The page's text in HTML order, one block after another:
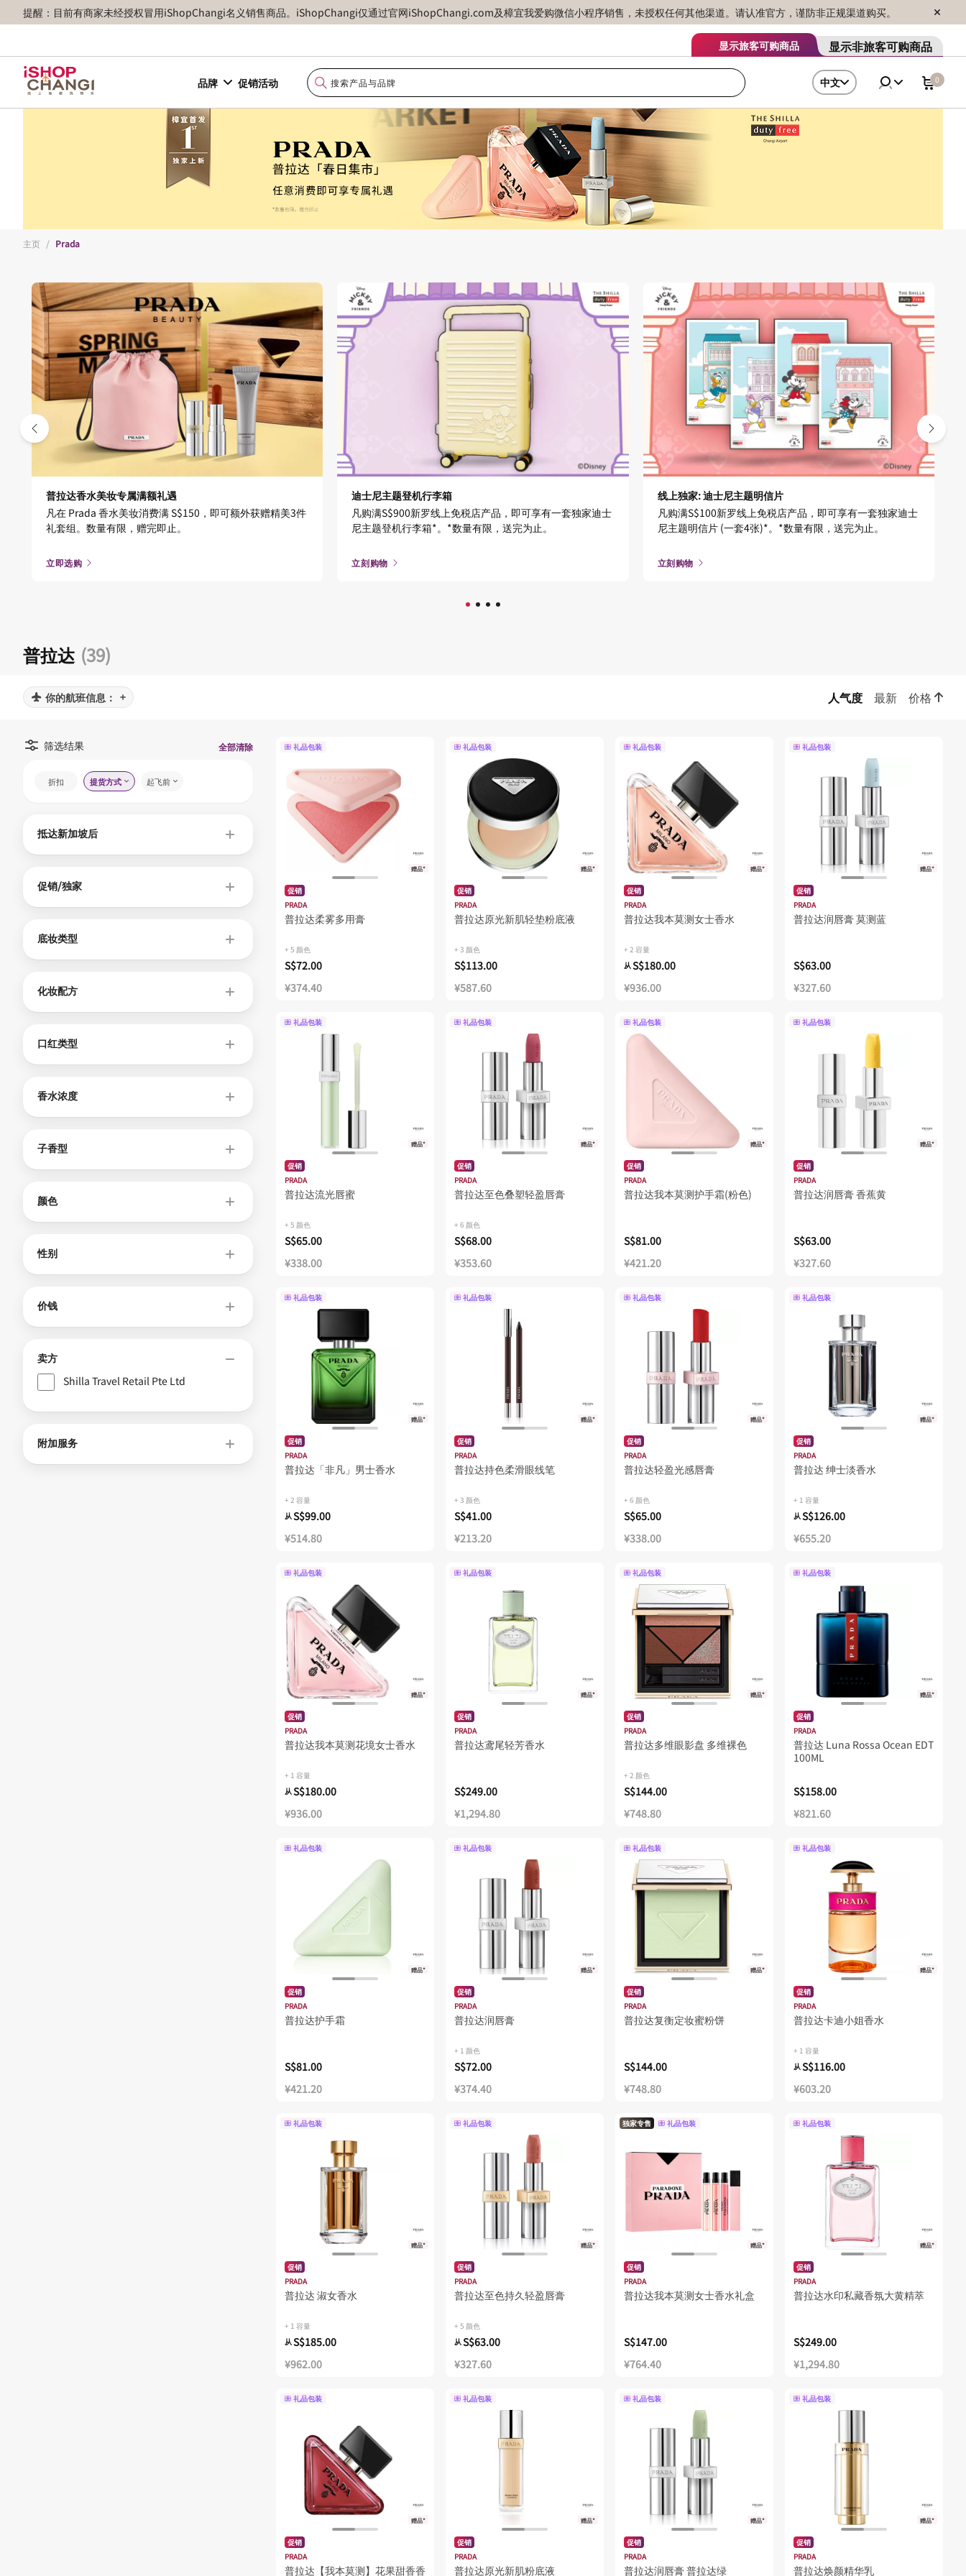
提醒：目前有商家未经授权冒用iShopChangi名义销售商品。iShopChangi仅通过官网iShopChangi.com及樟宜我爱购微信小程序销售，未授权任何其他渠道。请认准官方，谨防非正规渠道购买。
显示旅客可购商品 显示非旅客可购商品
品牌 促销活动 中文 0
主页 / Prada
普拉达香水美妆专属满额礼遇
凡在 Prada 香水美妆消费满 S$150，即可额外获赠精美3件
礼套组。数量有限，赠完即止。
立即选购
迪士尼主题登机行李箱
凡购满S$900新罗线上免税店产品，即可享有一套独家迪士
尼主题登机行李箱*。*数量有限，送完为止。
立刻购物
线上独家: 迪士尼主题明信片
凡购满S$100新罗线上免税店产品，即可享有一套独家迪士
尼主题明信片 (一套4张)*。*数量有限，送完为止。
立刻购物
普拉达 (39)
你的航班信息： 人气度 最新 价格
筛选结果 全部清除
折扣 提货方式 起飞前
抵达新加坡后
促销/独家
底妆类型
化妆配方
口红类型
香水浓度
子香型
颜色
性别
价钱
卖方
Shilla Travel Retail Pte Ltd
附加服务
礼品包装
赠品*
促销
PRADA
普拉达柔雾多用膏
+ 5 颜色
S$72.00
¥374.40
礼品包装
赠品*
促销
PRADA
普拉达原光新肌轻垫粉底液
+ 3 颜色
S$113.00
¥587.60
礼品包装
赠品*
促销
PRADA
普拉达我本莫测女士香水
+ 2 容量
从S$180.00
¥936.00
礼品包装
赠品*
促销
PRADA
普拉达润唇膏 莫测蓝
S$63.00
¥327.60
礼品包装
赠品*
促销
PRADA
普拉达流光唇蜜
+ 5 颜色
S$65.00
¥338.00
礼品包装
赠品*
促销
PRADA
普拉达至色叠塑轻盈唇膏
+ 6 颜色
S$68.00
¥353.60
礼品包装
赠品*
促销
PRADA
普拉达我本莫测护手霜(粉色)
S$81.00
¥421.20
礼品包装
赠品*
促销
PRADA
普拉达润唇膏 香蕉黄
S$63.00
¥327.60
礼品包装
赠品*
促销
PRADA
普拉达「非凡」男士香水
+ 2 容量
从S$99.00
¥514.80
礼品包装
赠品*
促销
PRADA
普拉达持色柔滑眼线笔
+ 3 颜色
S$41.00
¥213.20
礼品包装
赠品*
促销
PRADA
普拉达轻盈光感唇膏
+ 6 颜色
S$65.00
¥338.00
礼品包装
赠品*
促销
PRADA
普拉达 绅士淡香水
+ 1 容量
从S$126.00
¥655.20
礼品包装
赠品*
促销
PRADA
普拉达我本莫测花境女士香水
+ 1 容量
从S$180.00
¥936.00
礼品包装
赠品*
促销
PRADA
普拉达鸢尾轻芳香水
S$249.00
¥1,294.80
礼品包装
赠品*
促销
PRADA
普拉达多维眼影盘 多维裸色
+ 2 颜色
S$144.00
¥748.80
礼品包装
赠品*
促销
PRADA
普拉达 Luna Rossa Ocean EDT
100ML
S$158.00
¥821.60
礼品包装
赠品*
促销
PRADA
普拉达护手霜
S$81.00
¥421.20
礼品包装
赠品*
促销
PRADA
普拉达润唇膏
+ 1 颜色
S$72.00
¥374.40
礼品包装
赠品*
促销
PRADA
普拉达复衡定妆蜜粉饼
S$144.00
¥748.80
礼品包装
赠品*
促销
PRADA
普拉达卡迪小姐香水
+ 1 容量
从S$116.00
¥603.20
礼品包装
赠品*
促销
PRADA
普拉达 淑女香水
+ 1 容量
从S$185.00
¥962.00
礼品包装
赠品*
促销
PRADA
普拉达至色持久轻盈唇膏
+ 5 颜色
从S$63.00
¥327.60
独家专售 礼品包装
赠品*
促销
PRADA
普拉达我本莫测女士香水礼盒
S$147.00
¥764.40
礼品包装
赠品*
促销
PRADA
普拉达水印私藏香氛大黄精萃
S$249.00
¥1,294.80
礼品包装
赠品*
促销
PRADA
普拉达【我本莫测】花果甜香香
礼品包装
赠品*
促销
PRADA
普拉达原光新肌粉底液
礼品包装
赠品*
促销
PRADA
普拉达润唇膏 普拉达绿
礼品包装
赠品*
促销
PRADA
普拉达焕颜精华乳